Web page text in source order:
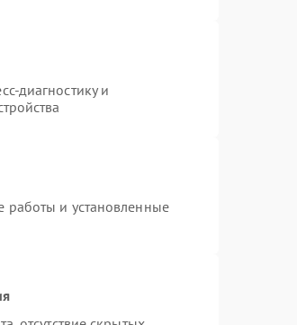
диагностику и
работы и установленные